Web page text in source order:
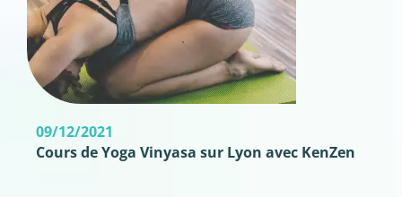
09/12/2021
Cours de Yoga Vinyasa sur Lyon avec KenZen